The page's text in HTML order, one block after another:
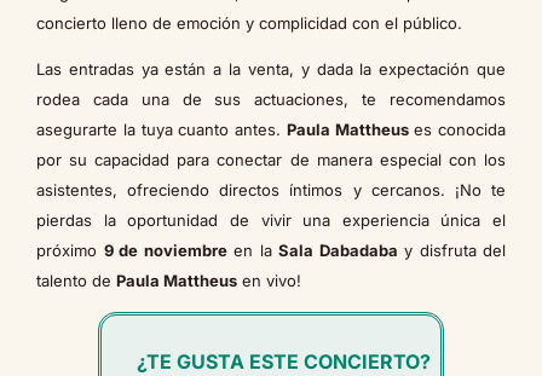
concierto lleno de emoción y complicidad con el público.
Las entradas ya están a la venta, y dada la expectación que
rodea cada una de sus actuaciones, te recomendamos
asegurarte la tuya cuanto antes. Paula Mattheuses conocida
por su capacidad para conectar de manera especial con los
asistentes, ofreciendo directos íntimos y cercanos. ¡No te
pierdas la oportunidad de vivir una experiencia única el
próximo 9 de noviembreen la Sala Dabadaba y disfruta del
talento de Paula Mattheus en vivo!
¿TE GUSTA ESTE CONCIERTO?